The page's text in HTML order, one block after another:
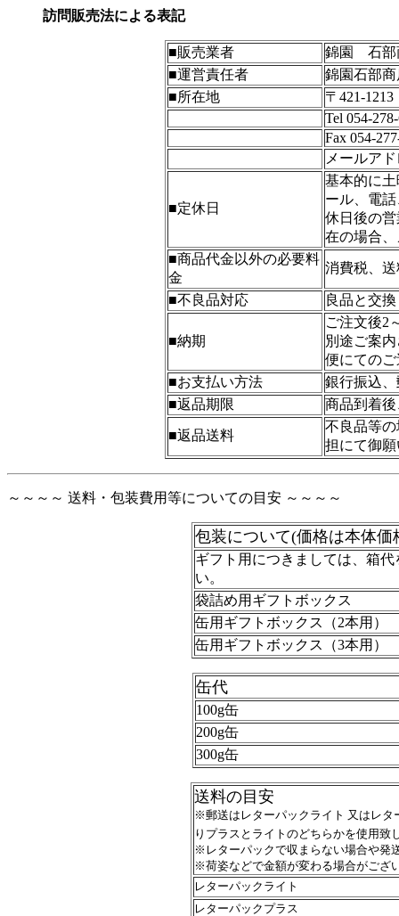
訪問販売法による表記
■販売業者
錦園 石部
■運営責任者
錦園石部
■所在地
〒421-
Tel 054-
Fax 054-
メールアド
■定休日
基本的に
ール、電
休日後の
在の場合
■商品代金以外の必要料
金
消費税、
■不良品対応 良品と交換
■納期
ご注文後2
別途ご案
便にての
■お支払い方法
銀行振込
■返品期限
商品到着
■返品送料
不良品等
担にて御
～～～～ 送料・包装費用等についての目安 ～～～～
包装について(価格は本体価
ギフト用につきましては、箱
い。
袋詰め用ギフトボックス
缶用ギフトボックス（2本用）
缶用ギフトボックス（3本用）
缶代
100g缶
200g缶
300g缶
送料の目安
※郵送はレターパックライト 又はレタ
りプラスとライトのどちらかを使用致
※レターパックで収まらない場合や発
※荷姿などで金額が変わる場合がござ
レターパックライト
レターパックプラス